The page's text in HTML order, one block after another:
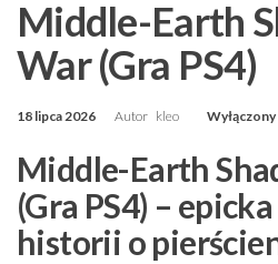
Middle-Earth
War (Gra PS4)
18 lipca 2026 Autor kleo Wyłączony
Middle-Earth
(Gra PS4) –
historii o